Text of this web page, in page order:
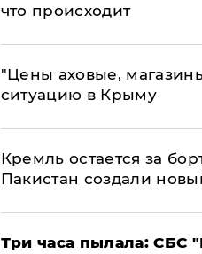
что происходит
​"Цены аховые,
ситуацию в Крыму
​Кремль остается за
Пакистан создали
Три часа пылала: СБС